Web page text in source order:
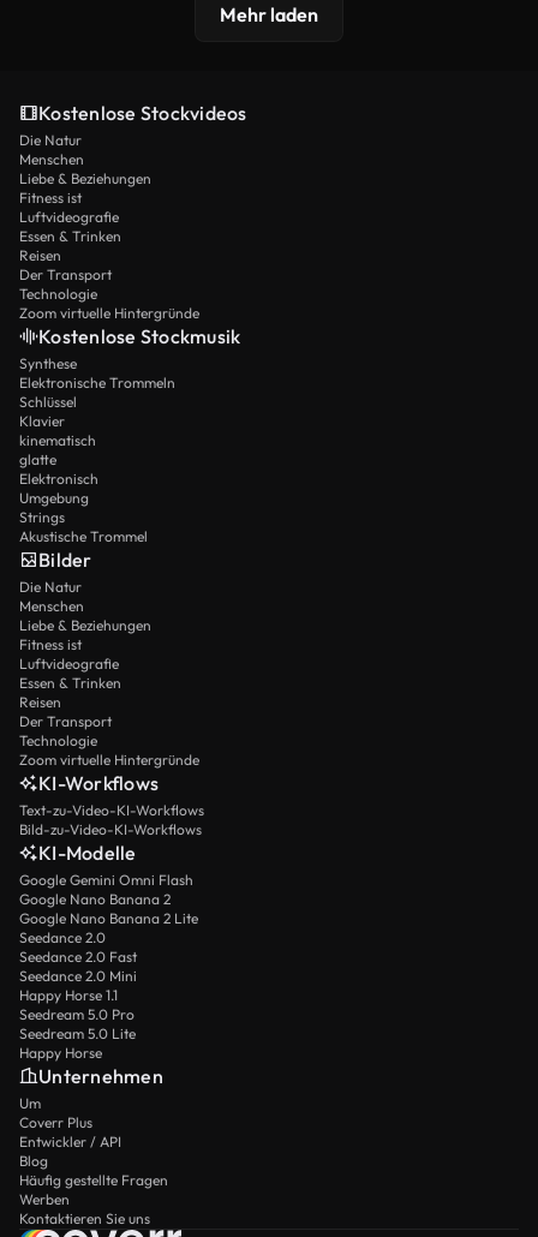
Mehr laden
Kostenlose Stockvideos
Die Natur
Menschen
Liebe & Beziehungen
Fitness ist
Luftvideografie
Essen & Trinken
Reisen
Der Transport
Technologie
Zoom virtuelle Hintergründe
Kostenlose Stockmusik
Synthese
Elektronische Trommeln
Schlüssel
Klavier
kinematisch
glatte
Elektronisch
Umgebung
Strings
Akustische Trommel
Bilder
Die Natur
Menschen
Liebe & Beziehungen
Fitness ist
Luftvideografie
Essen & Trinken
Reisen
Der Transport
Technologie
Zoom virtuelle Hintergründe
KI-Workflows
Text-zu-Video-KI-Workflows
Bild-zu-Video-KI-Workflows
KI-Modelle
Google Gemini Omni Flash
Google Nano Banana 2
Google Nano Banana 2 Lite
Seedance 2.0
Seedance 2.0 Fast
Seedance 2.0 Mini
Happy Horse 1.1
Seedream 5.0 Pro
Seedream 5.0 Lite
Happy Horse
Unternehmen
Um
Coverr Plus
Entwickler / API
Blog
Häufig gestellte Fragen
Werben
Kontaktieren Sie uns